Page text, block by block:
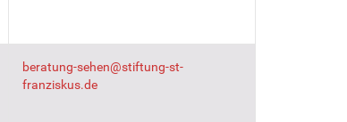
beratung-sehen@stiftung-st-
franziskus.de